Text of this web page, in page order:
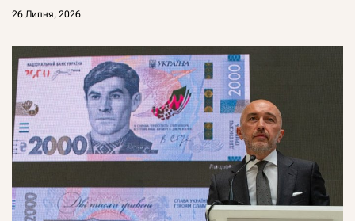
26 Липня, 2026